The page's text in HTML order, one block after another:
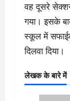
वह दूसरे
गया। इसके
स्कूल में
दिलवा दिया।
लेखक के बारे में